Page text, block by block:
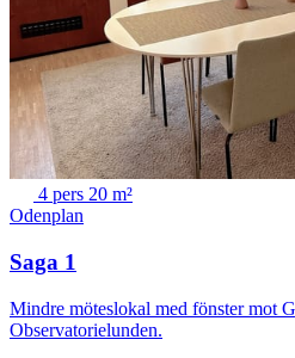
4 pers 20 m²
Odenplan
Saga 1
Mindre möteslokal med fönster mot
Observatorielunden.